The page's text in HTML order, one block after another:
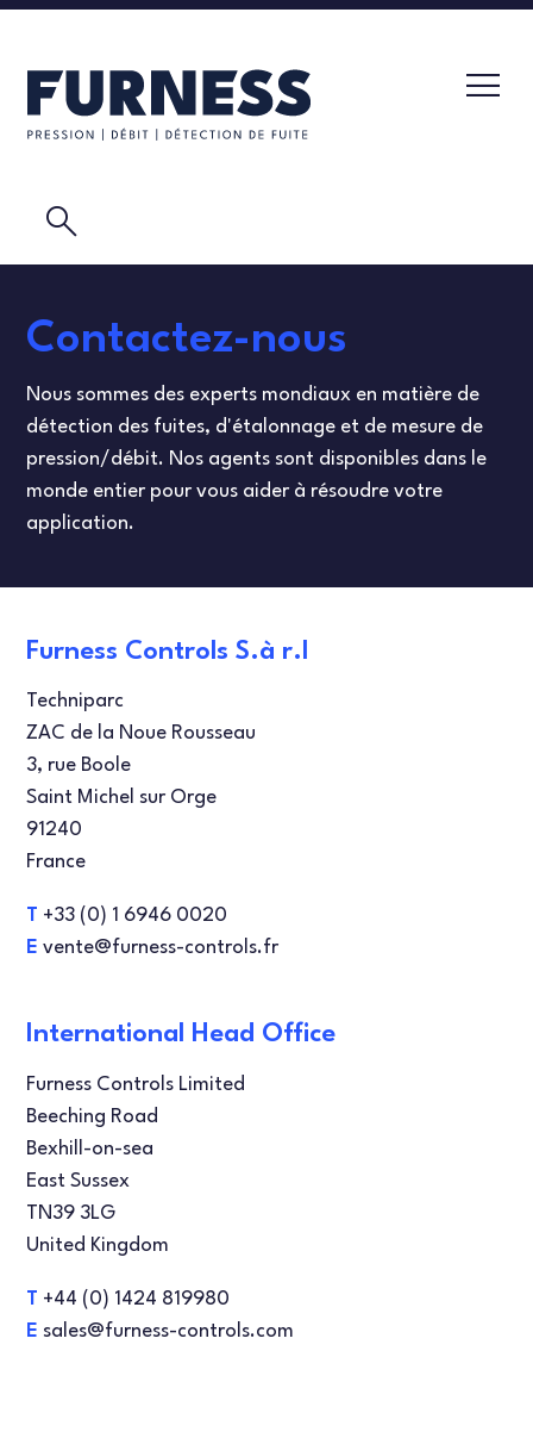
TESTEUR DE FUITE
TRANSMETTEURS DE PRESSION
ELÉMENTS DE DÉBIT
LABORATOIRE D'ÉTALONNAGE
SPANISH
search
Contactez-nous
Nous sommes des experts mondiaux en matière de
détection des fuites, d'étalonnage et de mesure de
pression/débit. Nos agents sont disponibles dans le
monde entier pour vous aider à résoudre votre
application.
Furness Controls S.à r.l
Techniparc
ZAC de la Noue Rousseau
3, rue Boole
Saint Michel sur Orge
91240
France
T +33 (0) 1 6946 0020
E vente@furness-controls.fr
International Head Office
Furness Controls Limited
Beeching Road
Bexhill-on-sea
East Sussex
TN39 3LG
United Kingdom
T +44 (0) 1424 819980
E sales@furness-controls.com